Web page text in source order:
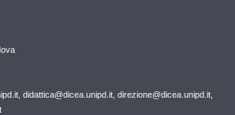
didattica@dicea.unipd.it, direzione@dicea.unipd.it,